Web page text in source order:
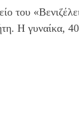
του
Η γυναίκα,